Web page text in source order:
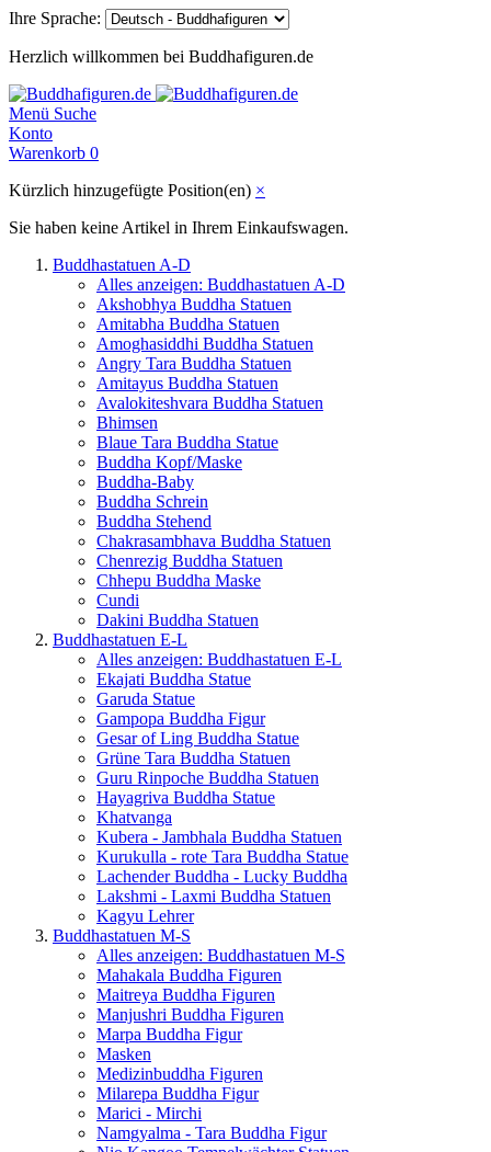
Ihre Sprache:
Herzlich willkommen bei Buddhafiguren.de
Menü Suche
Konto
Warenkorb 0
Kürzlich hinzugefügte Position(en) ×
Sie haben keine Artikel in Ihrem Einkaufswagen.
Buddhastatuen A-D
Alles anzeigen: Buddhastatuen A-D
Akshobhya Buddha Statuen
Amitabha Buddha Statuen
Amoghasiddhi Buddha Statuen
Angry Tara Buddha Statuen
Amitayus Buddha Statuen
Avalokiteshvara Buddha Statuen
Bhimsen
Blaue Tara Buddha Statue
Buddha Kopf/Maske
Buddha-Baby
Buddha Schrein
Buddha Stehend
Chakrasambhava Buddha Statuen
Chenrezig Buddha Statuen
Chhepu Buddha Maske
Cundi
Dakini Buddha Statuen
Buddhastatuen E-L
Alles anzeigen: Buddhastatuen E-L
Ekajati Buddha Statue
Garuda Statue
Gampopa Buddha Figur
Gesar of Ling Buddha Statue
Grüne Tara Buddha Statuen
Guru Rinpoche Buddha Statuen
Hayagriva Buddha Statue
Khatvanga
Kubera - Jambhala Buddha Statuen
Kurukulla - rote Tara Buddha Statue
Lachender Buddha - Lucky Buddha
Lakshmi - Laxmi Buddha Statuen
Kagyu Lehrer
Buddhastatuen M-S
Alles anzeigen: Buddhastatuen M-S
Mahakala Buddha Figuren
Maitreya Buddha Figuren
Manjushri Buddha Figuren
Marpa Buddha Figur
Masken
Medizinbuddha Figuren
Milarepa Buddha Figur
Marici - Mirchi
Namgyalma - Tara Buddha Figur